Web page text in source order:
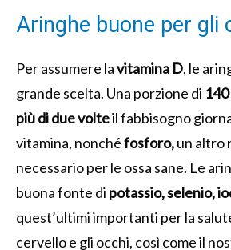
Aringhe buone per gli
Per assumere lavitamina D, le
grande scelta. Una porzione di
più di due volteil fabbisogno
vitamina, nonchéfosforo,un altro
necessario per le ossa sane. Le
buona fonte di potassio, selenio,
quest’ultimi importanti per la
cervello e gli occhi, così come il